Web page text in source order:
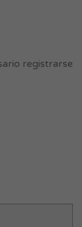
registrarse